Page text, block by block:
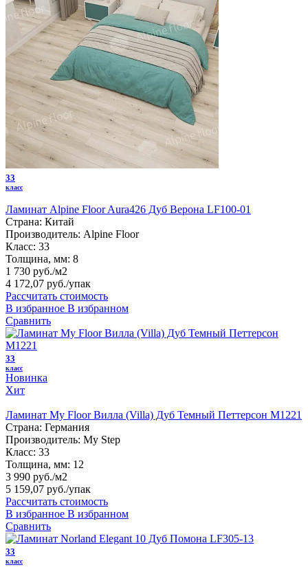
33
класс
Ламинат Alpine Floor Aura426 Дуб Верона LF100-01
Страна: Китай
Производитель: Alpine Floor
Класс: 33
Толщина, мм: 8
1 730 руб./м2
4 172,07 руб./упак
Рассчитать стоимость
В избранное В избранном
Сравнить
33
класс
Новинка
Хит
Ламинат My Floor Вилла (Villa) Дуб Темный Петтерсон M1221
Страна: Германия
Производитель: My Step
Класс: 33
Толщина, мм: 12
3 990 руб./м2
5 159,07 руб./упак
Рассчитать стоимость
В избранное В избранном
Сравнить
33
класс